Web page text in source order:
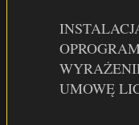
UMOWĘ